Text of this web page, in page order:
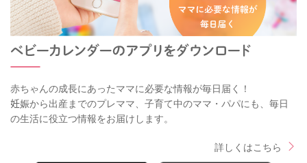
赤ちゃんの成長にあったママに必要な情報が毎日届く！
妊娠から出産までのプレママ、子育て中のママ・パパにも、毎日
の生活に役立つ情報をお届けします。
詳しくはこちら